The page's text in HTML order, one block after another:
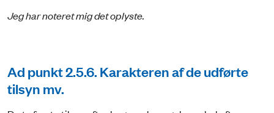
Jeg har noteret mig det oplyste.
Ad punkt 2.5.6. Karakteren af de udførte
tilsyn mv.